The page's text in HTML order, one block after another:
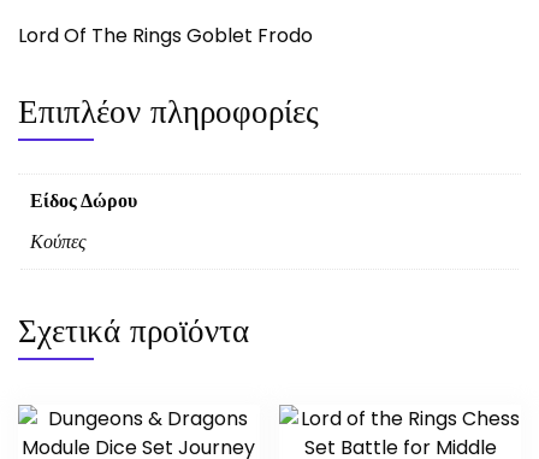
Lord Of The Rings Goblet Frodo
Επιπλέον πληροφορίες
Είδος Δώρου
Κούπες
Σχετικά προϊόντα